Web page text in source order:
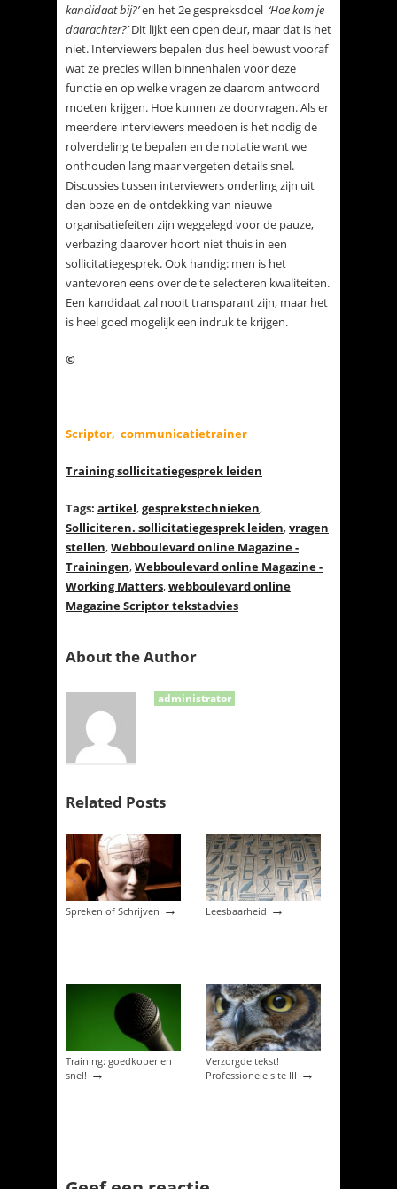
kandidaat bij?’en het 2e gespreksdoel ‘Hoe kom je
daarachter?’Dit lijkt een open deur, maar dat is het
niet. Interviewers bepalen dus heel bewust vooraf
wat ze precies willen binnenhalen voor deze
functie en op welke vragen ze daarom antwoord
moeten krijgen. Hoe kunnen ze doorvragen. Als er
meerdere interviewers meedoen is het nodig de
rolverdeling te bepalen en de notatie want we
onthouden lang maar vergeten details snel.
Discussies tussen interviewers onderling zijn uit
den boze en de ontdekking van nieuwe
organisatiefeiten zijn weggelegd voor de pauze,
verbazing daarover hoort niet thuis in een
sollicitatiegesprek. Ook handig: men is het
vantevoren eens over de te selecteren kwaliteiten.
Een kandidaat zal nooit transparant zijn, maar het
is heel goed mogelijk een indruk te krijgen.
©
Scriptor, communicatietrainer
Training sollicitatiegesprek leiden
Tags: artikel,gesprekstechnieken,
Solliciteren. sollicitatiegesprek leiden,vragen
stellen,Webboulevard online Magazine -
Trainingen,Webboulevard online Magazine -
Working Matters,webboulevard online
Magazine Scriptor tekstadvies
About the Author
administrator
Related Posts
Spreken of Schrijven → Leesbaarheid →
Training: goedkoper en
snel! →
Verzorgde tekst!
Professionele site III →